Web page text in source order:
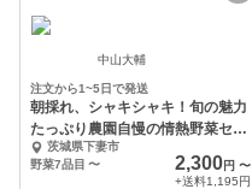
中山大輔
注文から1~5日で発送
朝採れ、シャキシャキ！旬の魅力
たっぷり農園自慢の情熱野菜セッ
ト★7品9品11品
茨城県下妻市
野菜7品目 〜 2,300円 〜
+送料1,195円